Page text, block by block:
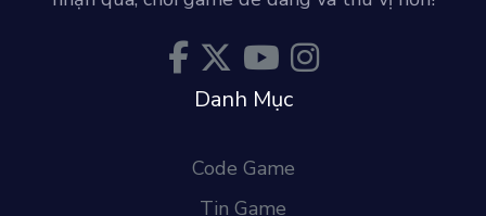
Danh Mục
Code Game
Tin Game